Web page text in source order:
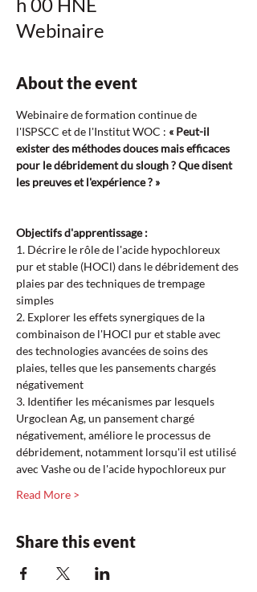
Webinaire
About the event
Webinaire de formation continue de
l'ISPSCC et de l'Institut WOC : « Peut-il
exister des méthodes douces mais efficaces
pour le débridement du slough ? Que disent
les preuves et l'expérience ? »
Objectifs d'apprentissage :
1. Décrire le rôle de l'acide hypochloreux
pur et stable (HOCl) dans le débridement des
plaies par des techniques de trempage
simples
2. Explorer les effets synergiques de la
combinaison de l'HOCl pur et stable avec
des technologies avancées de soins des
plaies, telles que les pansements chargés
négativement
3. Identifier les mécanismes par lesquels
Urgoclean Ag, un pansement chargé
négativement, améliore le processus de
débridement, notamment lorsqu'il est utilisé
avec Vashe ou de l'acide hypochloreux pur
Read More >
Share this event